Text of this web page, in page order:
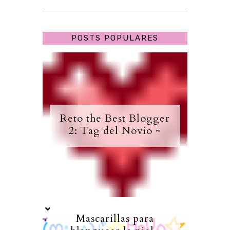
POSTS POPULARES
Reto the Best Blogger
2: Tag del Novio ~
Mascarillas para